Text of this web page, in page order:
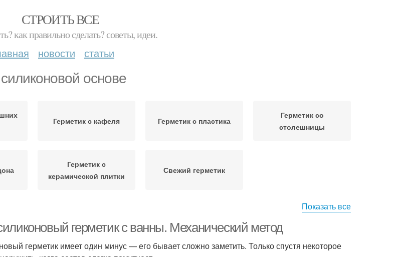
СТРОИТЬ ВСЕ
как правильно сделать? советы, идеи.
новости статьи
основе
Герметик с кафеля Герметик с пластика
Герметик со
столешницы
Герметик с
керамической плитки
Свежий герметик
Показать все
герметик с ванны. Механический метод
герметик имеет один минус — его бывает сложно заметить. Только спустя некоторое